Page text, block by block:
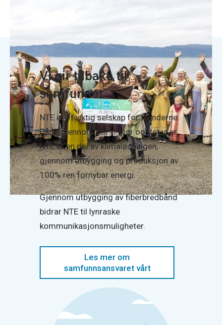
Vi gir tilbake til
samfunnet
NTE er et viktig selskap for trønderne.
Både gjennom det vi gjør og det vi er.
NTE er en del av klimaløsningen,
gjennom utbygging og produksjon av
100% ren fornybar energi.
Gjennom utbygging av fiberbredbånd
bidrar NTE til lynraske
kommunikasjonsmuligheter.
Les mer om
samfunnsansvaret vårt